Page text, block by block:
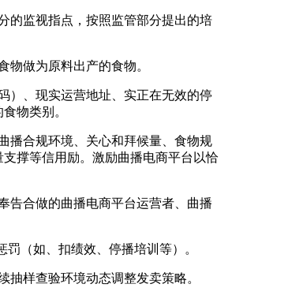
监视指点，按照监管部分提出的培
做为原料出产的食物。
、现实运营地址、实正在无效的停
物类别。
合规环境、关心和拜候量、食物规
撑等信用励。激励曲播电商平台以恰
合做的曲播电商平台运营者、曲播
（如、扣绩效、停播培训等）。
样查验环境动态调整发卖策略。